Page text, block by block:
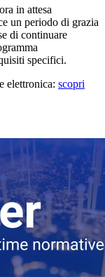
in attesa
un periodo di grazia
di continuare
specifici.
elettronica: scopri